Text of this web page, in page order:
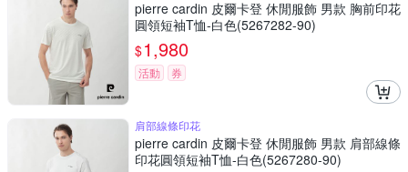
pierre cardin 皮爾卡登 休閒服飾 男款 胸前印花
圓領短袖T恤-白色(5267282-90)
$1,980
活動 券
肩部線條印花
pierre cardin 皮爾卡登 休閒服飾 男款 肩部線條
印花圓領短袖T恤-白色(5267280-90)